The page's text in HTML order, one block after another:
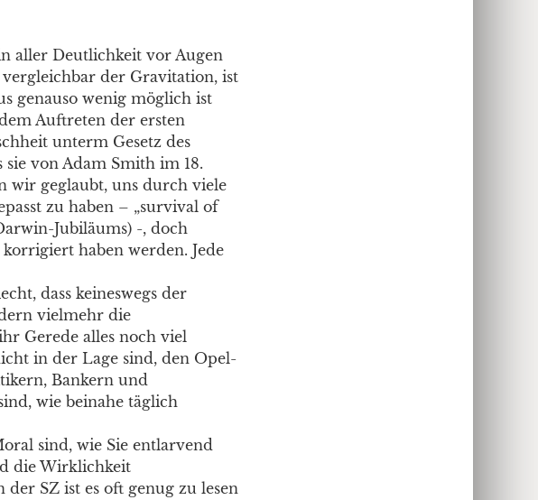
aller Deutlichkeit vor Augen
der Gravitation, ist
genauso wenig möglich ist
Auftreten der ersten
unterm Gesetz des
sie von Adam Smith im 18.
wir geglaubt, uns durch viele
zu haben – „survival of
Jubiläums) -, doch
haben werden. Jede
dass keineswegs der
vielmehr die
Gerede alles noch viel
in der Lage sind, den Opel-
Bankern und
wie beinahe täglich
sind, wie Sie entlarvend
die Wirklichkeit
SZ ist es oft genug zu lesen